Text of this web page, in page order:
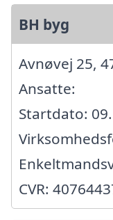
BH byg
Avnøvej 25,
Ansatte:
Startdato:
CVR: